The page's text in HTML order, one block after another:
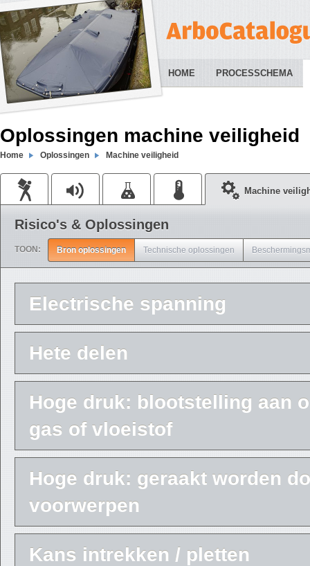
HOME PROCESSCHEMA
Oplossingen machine veiligheid
Home Oplossingen Machine veiligheid
Machine
Risico's & Oplossingen
TOON: Bron oplossingen Technische oplossingen
Electrische spanning
Hete delen
Hoge druk: blootstelling aan
gas of vloeistof
Hoge druk: geraakt worden
voorwerpen
Kans intrekken / pletten